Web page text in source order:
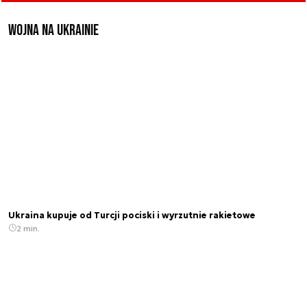
Wojna na Ukrainie
Ukraina kupuje od Turcji pociski i wyrzutnie rakietowe
2 min.